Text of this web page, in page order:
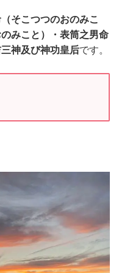
そこつつのおのみこ
みこと）・表筒之男命
神及び神功皇后です。